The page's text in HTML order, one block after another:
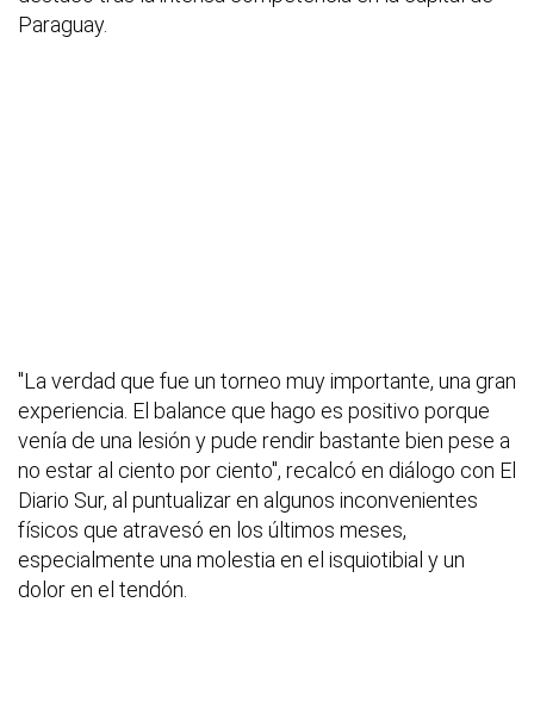
Paraguay.
"La verdad que fue un torneo muy importante, una gran
experiencia. El balance que hago es positivo porque
venía de una lesión y pude rendir bastante bien pese a
no estar al ciento por ciento", recalcó en diálogo con El
Diario Sur, al puntualizar en algunos inconvenientes
físicos que atravesó en los últimos meses,
especialmente una molestia en el isquiotibial y un
dolor en el tendón.